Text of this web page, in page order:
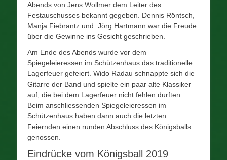
Abends von Jens Wollmer dem Leiter des
Festauschusses bekannt gegeben. Dennis Röntsch,
Manja Fiebrantz und Jörg Hartmann war die Freude
über die Gewinne ins Gesicht geschrieben.
Am Ende des Abends wurde vor dem
Spiegeleieressen im Schützenhaus das traditionelle
Lagerfeuer gefeiert. Wido Radau schnappte sich die
Gitarre der Band und spielte ein paar alte Klassiker
auf, die bei dem Lagerfeuer nicht fehlen durften.
Beim anschliessenden Spiegeleieressen im
Schützenhaus haben dann auch die letzten
Feiernden einen runden Abschluss des Königsballs
genossen.
Eindrücke vom Königsball 2019